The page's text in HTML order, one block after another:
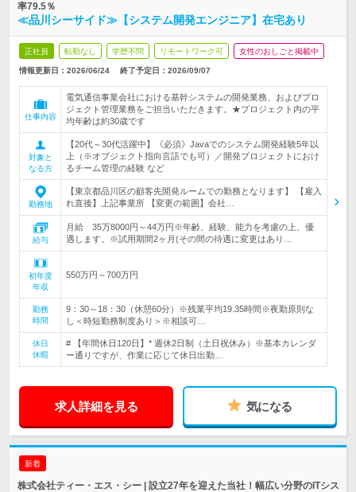
率79.5％
≪品川シーサイド≫【システム開発エンジニア】在宅あり
正社員 転勤なし 学歴不問 リモートワーク可 女性のおしごと掲載中
情報更新日：2026/06/24 終了予定日： 2026/09/07
仕事内容
電気通信事業会社における基幹システムの開発業務、およびプロ
ジェクト管理業務をご担当いただきます。★プロジェクト内の平
均年齢は約30歳です
対象と
なる方
【20代～30代活躍中】《必須》Javaでのシステム開発経験5年以
上（※オブジェクト指向言語でも可）／開発プロジェクトにおけ
るチーム管理の経験 など
勤務地
【東京都品川区の顧客先開発ルームでの勤務となります】 【雇入
れ直後】上記事業所 【変更の範囲】会社…
給与
月給 35万8000円～44万円※年齢、経験、能力を考慮の上、優
遇します。※試用期間2ヶ月(その間の待遇に変更はあり…
初年度
年収
550万円～700万円
勤務
時間
9：30～18：30（休憩60分）※残業平均19.35時間※夜勤原則な
し＜時短勤務制度あり＞※相談可…
休日
休暇
# 【年間休日120日】* 週休2日制（土日祝休み）※基本カレンダ
ー通りですが、作業に応じて休日出勤…
求人詳細を見る 気になる
新着
株式会社ティー・エス・シー | 設立27年を迎えた当社！幅広い分野のITシス